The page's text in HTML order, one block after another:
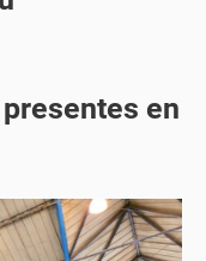
en